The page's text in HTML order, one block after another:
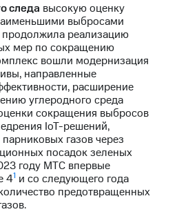
следа высокую оценку
выбросами
реализацию
мер по сокращению
вошли модернизация
направленные
расширение
углеродного среда
сокращения выбросов
IoT-решений,
газов через
посадок зеленых
году МТС впервые
41 и со следующего года
предотвращенных